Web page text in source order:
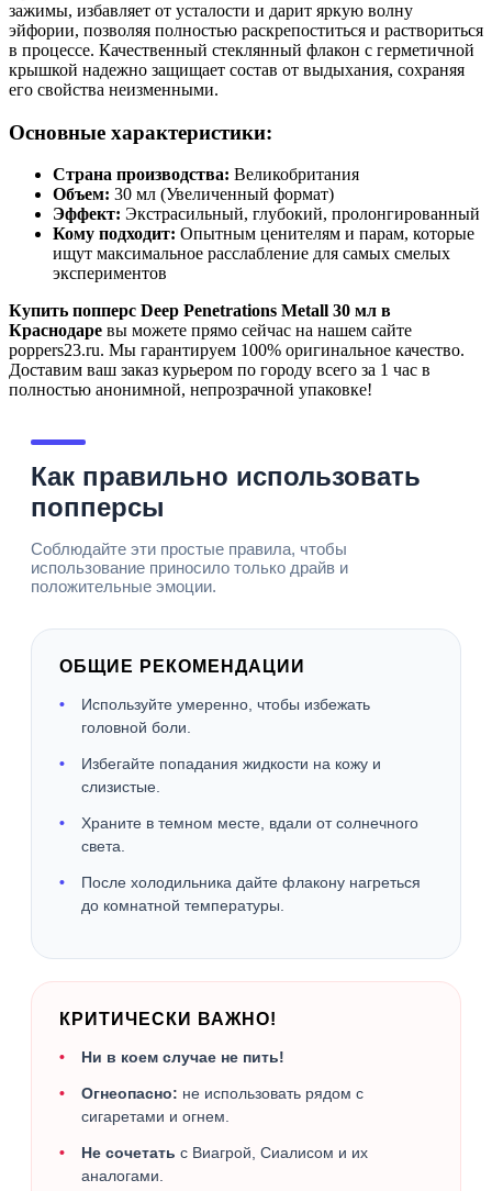
зажимы, избавляет от усталости и дарит яркую волну
эйфории, позволяя полностью раскрепоститься и раствориться
в процессе. Качественный стеклянный флакон с герметичной
крышкой надежно защищает состав от выдыхания, сохраняя
его свойства неизменными.
Основные характеристики:
Страна производства: Великобритания
Объем: 30 мл (Увеличенный формат)
Эффект: Экстрасильный, глубокий, пролонгированный
Кому подходит: Опытным ценителям и парам, которые
ищут максимальное расслабление для самых смелых
экспериментов
Купить попперс Deep Penetrations Metall 30 мл в
Краснодаре вы можете прямо сейчас на нашем сайте
poppers23.ru. Мы гарантируем 100% оригинальное качество.
Доставим ваш заказ курьером по городу всего за 1 час в
полностью анонимной, непрозрачной упаковке!
Как правильно использовать
попперсы
Соблюдайте эти простые правила, чтобы
использование приносило только драйв и
положительные эмоции.
ОБЩИЕ РЕКОМЕНДАЦИИ
Используйте умеренно, чтобы избежать
головной боли.
Избегайте попадания жидкости на кожу и
слизистые.
Храните в темном месте, вдали от солнечного
света.
После холодильника дайте флакону нагреться
до комнатной температуры.
КРИТИЧЕСКИ ВАЖНО!
Ни в коем случае не пить!
Огнеопасно: не использовать рядом с
сигаретами и огнем.
Не сочетать с Виагрой, Сиалисом и их
аналогами.